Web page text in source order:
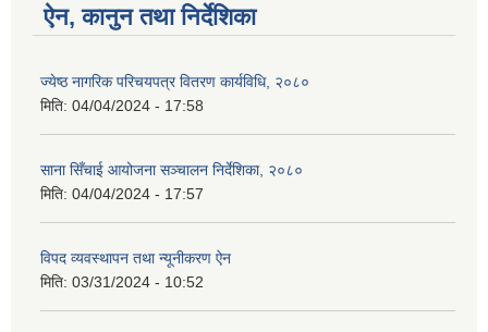
ऐन, कानुन तथा निर्देशिका
ज्येष्ठ नागरिक परिचयपत्र वितरण कार्यविधि, २०८०
मिति: 04/04/2024 - 17:58
साना सिँचाई आयोजना सञ्चालन निर्देशिका, २०८०
मिति: 04/04/2024 - 17:57
विपद व्यवस्थापन तथा न्यूनीकरण ऐन
मिति: 03/31/2024 - 10:52